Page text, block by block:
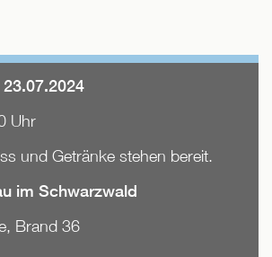
Uhr
und Getränke stehen bereit.
im Schwarzwald
Brand 36